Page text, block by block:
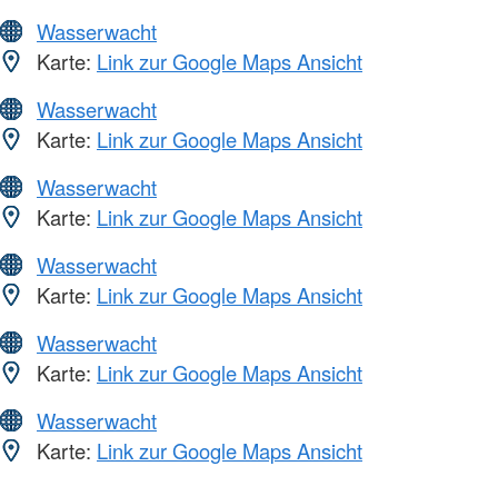
Wasserwacht
Karte: Link zur Google Maps Ansicht
Wasserwacht
Karte: Link zur Google Maps Ansicht
Wasserwacht
Karte: Link zur Google Maps Ansicht
Wasserwacht
Karte: Link zur Google Maps Ansicht
Wasserwacht
Karte: Link zur Google Maps Ansicht
Wasserwacht
Karte: Link zur Google Maps Ansicht